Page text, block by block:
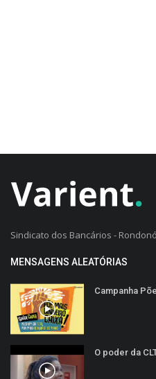
Sindicato dos Bancários -
MENSAGENS ALEATÓRIAS
Campanha
O poder da